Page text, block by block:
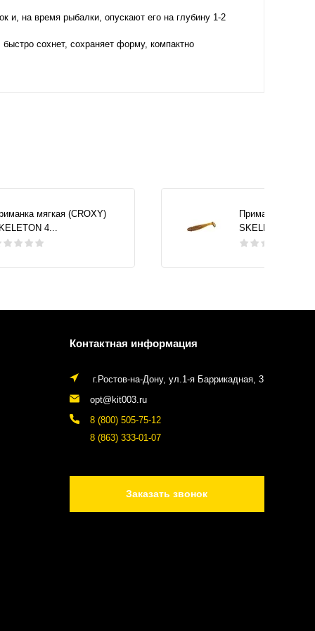
на время рыбалки, опускают его на глубину 1-2
сохнет, сохраняет форму, компактно
мягкая (CROXY)
4...
Приманка мягкая
SKELETON 4...
Контактная информация
г.Ростов-на-Дону, ул.1-я Баррикадная, 3
opt@kit003.ru
8 (800) 505-75-12
8 (863) 333-01-07
Заказать звонок